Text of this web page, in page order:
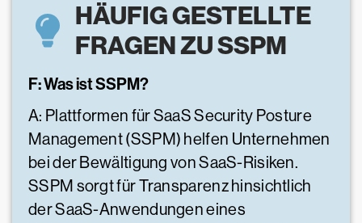
HÄUFIG GESTELLTE
FRAGEN ZU SSPM
F: Was ist SSPM?
A: Plattformen für SaaS Security Posture
Management (SSPM) helfen Unternehmen
bei der Bewältigung von SaaS-Risiken.
SSPM sorgt für Transparenz hinsichtlich
der SaaS-Anwendungen eines